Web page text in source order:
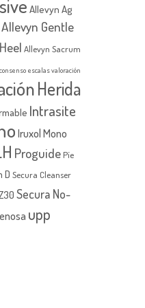
Allevyn Ag
Allevyn Gentle
Allevyn Sacrum
escalas valoración
Herida
Intrasite
Iruxol Mono
Proguide Píe
D Secura Cleanser
Secura No-
upp